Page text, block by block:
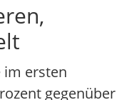
im ersten
gegenüber